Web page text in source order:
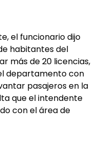
el funcionario dijo
habitantes del
más de 20 licencias,
departamento con
pasajeros en la
que el intendente
con el área de